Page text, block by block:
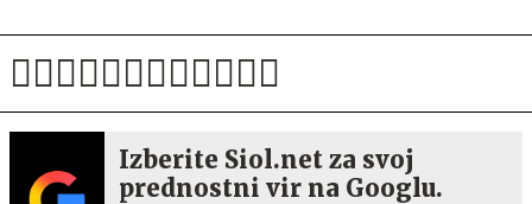
Izberite Siol.net za svoj
prednostni vir na Googlu.